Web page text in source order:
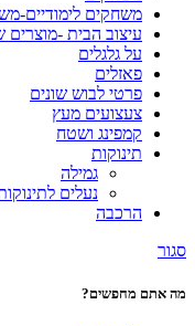
משחקים לימודיים-
עיצוב הבית -
על גלגלים
פאזלים
פרטי לבוש שונים
צעצועים מעץ
קמפינג ושטח
תינוקות
גמילה
נעלים
הרכבה
סגור
מה אתם מחפשים?